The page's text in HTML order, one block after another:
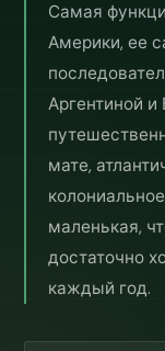
Самая
Америки, ее
Аргентиной
мате,
маленькая,
достаточно
каждый год.